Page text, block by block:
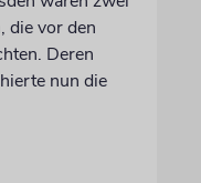
die vor den
Deren
nun die